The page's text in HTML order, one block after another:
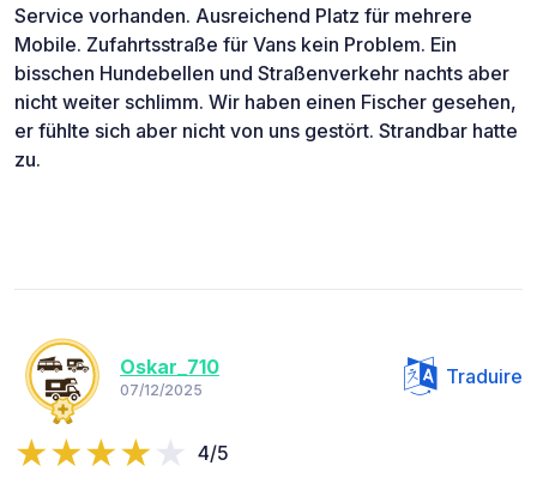
Service vorhanden. Ausreichend Platz für mehrere
Mobile. Zufahrtsstraße für Vans kein Problem. Ein
bisschen Hundebellen und Straßenverkehr nachts aber
nicht weiter schlimm. Wir haben einen Fischer gesehen,
er fühlte sich aber nicht von uns gestört. Strandbar hatte
zu.
Oskar_710
07/12/2025
Traduire
4/5